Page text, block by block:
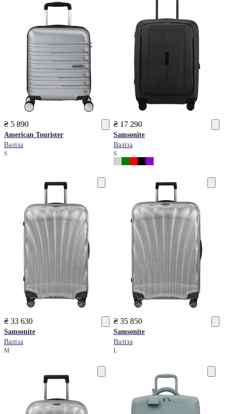
₴ 5 890
American Tourister
Валіза
S
₴ 17 290
Samsonite
Валіза
S
₴ 33 630
Samsonite
Валіза
M
₴ 35 850
Samsonite
Валіза
L